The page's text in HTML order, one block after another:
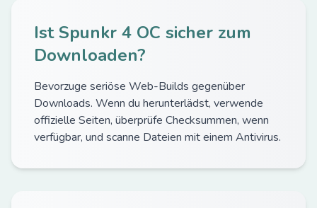
Ist Spunkr 4 OC sicher zum
Downloaden?
Bevorzuge seriöse Web-Builds gegenüber
Downloads. Wenn du herunterlädst, verwende
offizielle Seiten, überprüfe Checksummen, wenn
verfügbar, und scanne Dateien mit einem Antivirus.